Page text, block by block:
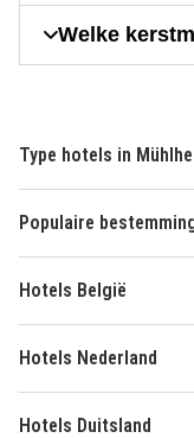
Welke
Type hotels in
Populaire
Hotels België
Hotels Nederland
Hotels Duitsland